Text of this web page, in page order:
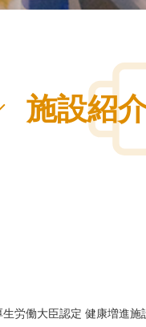
施設紹
労働大臣認定 健康増進施